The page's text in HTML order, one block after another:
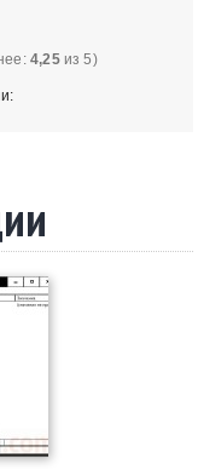
4,25из 5)